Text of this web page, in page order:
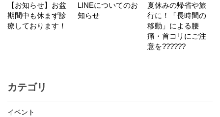
【お知らせ】お盆
期間中も休まず診
療しております！
LINEについてのお
知らせ
夏休みの帰省や旅
行に！「長時間の
移動」による腰
痛・首コリにご注
意を??????
カテゴリ
イベント